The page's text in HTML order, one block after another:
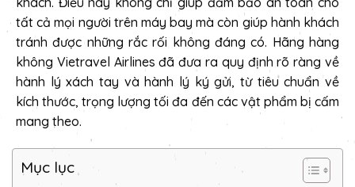
tất cả mọi người trên máy bay mà còn giúp hành khách
tránh được những rắc rối không đáng có. Hãng hàng
không Vietravel Airlines đã đưa ra quy định rõ ràng về
hành lý xách tay và hành lý ký gửi, từ tiêu chuẩn về
kích thước, trọng lượng tối đa đến các vật phẩm bị cấm
mang theo.
Mục lục